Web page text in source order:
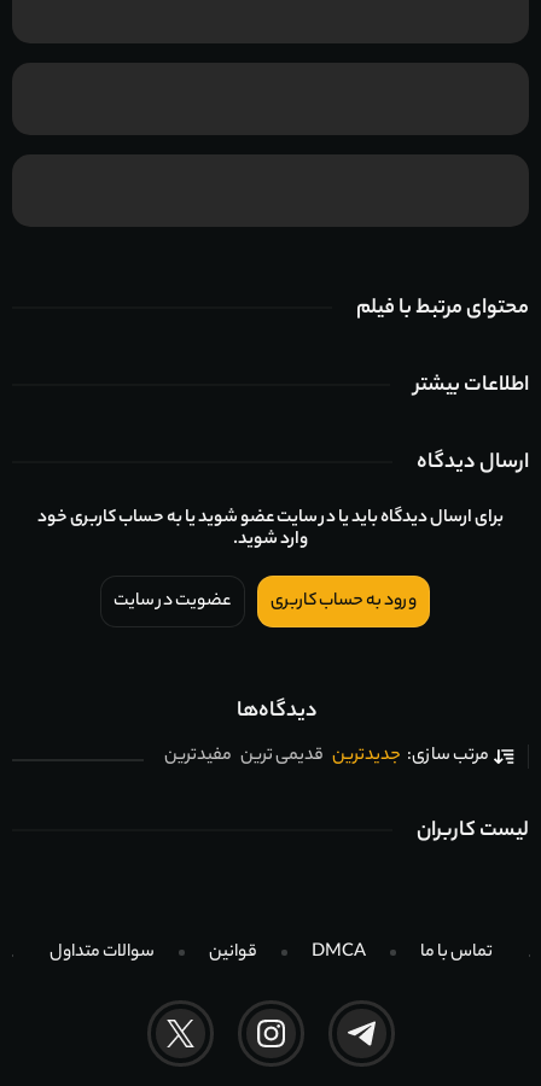
محتوای مرتبط با فیلم
اطلاعات بیشتر
ارسال دیدگاه
برای ارسال دیدگاه باید یا در سایت عضو شوید یا به حساب کاربری خود
وارد شوید.
ورود به حساب کاربری عضویت در سایت
دیدگاه‌ها
مرتب سازی: جدیدترین قدیمی ترین مفیدترین
لیست کاربران
تماس با ما DMCA قوانین سوالات متداول